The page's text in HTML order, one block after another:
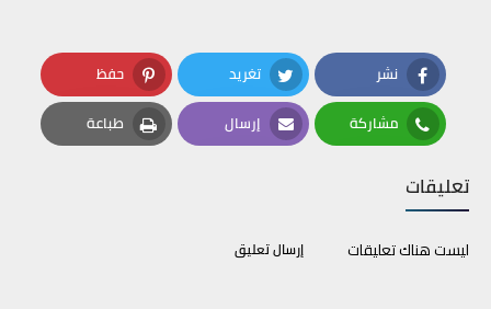
نشر
Facebook
تغريد
Twitter
حفظ
Pinterest
مشاركة
Whatsapp
إرسال
Email
طباعة
Print
تعليقات
ليست هناك تعليقات إرسال تعليق